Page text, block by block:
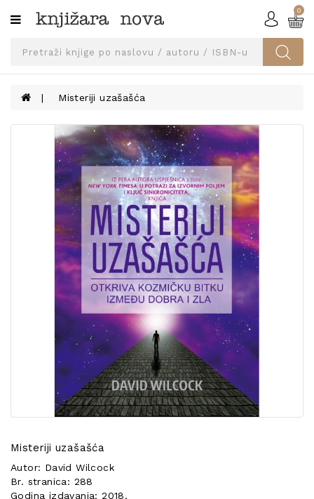
Kategorije
SVEUČILIŠNA
UDŽBENICI
KNJIGE
PRIBOR
UDŽBENIKE!
KONTAKT
PONUDA
0
Misteriji uzašašća
Misteriji uzašašća
Autor: David Wilcock
Br. stranica: 288
Godina izdavanja: 2018.